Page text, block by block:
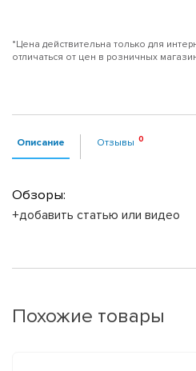
*Цена действительна только для
отличаться от цен в розничных
Описание Отзывы
Обзоры:
+добавить статью или видео
Похожие товары